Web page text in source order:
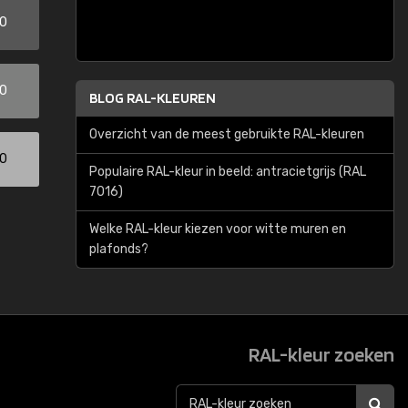
BLOG RAL-KLEUREN
Overzicht van de meest gebruikte RAL-kleuren
Populaire RAL-kleur in beeld: antracietgrijs (RAL
7016)
Welke RAL-kleur kiezen voor witte muren en
plafonds?
RAL-kleur zoeken